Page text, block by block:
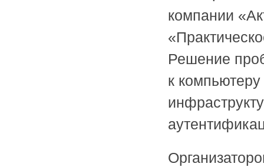
компании
Решение
к